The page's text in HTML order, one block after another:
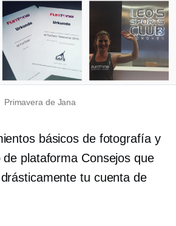
Primavera de Jana
básicos de fotografía y
de plataforma Consejos que
tu cuenta de